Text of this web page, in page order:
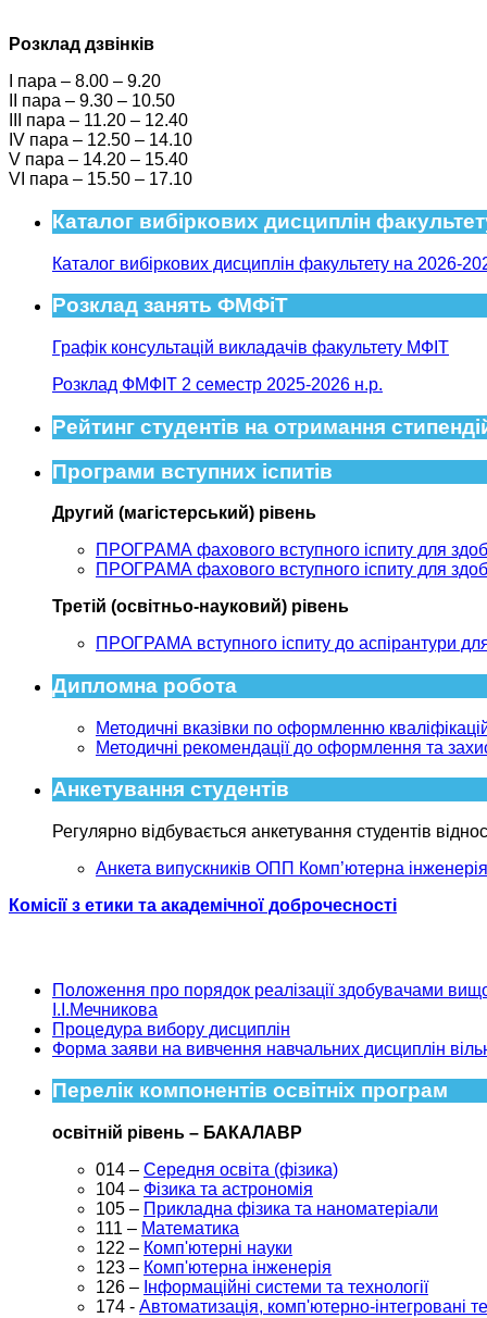
Розклад дзвінків
І пара – 8.00 – 9.20
ІІ пара – 9.30 – 10.50
ІІІ пара – 11.20 – 12.40
ІV пара – 12.50 – 14.10
V пара – 14.20 – 15.40
VI пара – 15.50 – 17.10
Каталог вибіркових дисциплін
Каталог вибіркових дисциплін факультету на 2026-
Розклад занять ФМФіТ
Графік консультацій викладачів факультету МФІТ
Розклад ФМФІТ 2 семестр 2025-2026 н.р.
Рейтинг студентів на отримання
Програми вступних іспитів
Другий (магістерський) рівень
ПРОГРАМА фахового вступного іспиту для
ПРОГРАМА фахового вступного іспиту для
Третій (освітньо-науковий) рівень
ПРОГРАМА вступного іспиту до аспірантури
Дипломна робота
Методичні вказівки по оформленню
Методичні рекомендації до оформлення та
Анкетування студентів
Регулярно відбувається анкетування студентів
Анкета випускників ОПП Комп’ютерна інженерія
Комісії з етики та академічної доброчесності
Положення про порядок реалізації здобувачами
І.І.Мечникова
Процедура вибору дисциплін
Форма заяви на вивчення навчальних дисциплін
Перелік компонентів освітніх програм
освітній рівень – БАКАЛАВР
014 – Середня освіта (фізика)
104 – Фізика та астрономія
105 – Прикладна фізика та наноматеріали
111 – Математика
122 – Комп'ютерні науки
123 – Комп'ютерна інженерія
126 – Інформаційні системи та технології
174 - Автоматизація, комп'ютерно-інтегровані